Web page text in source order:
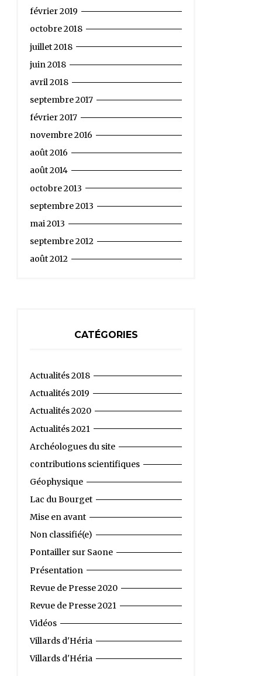
février 2019
octobre 2018
juillet 2018
juin 2018
avril 2018
septembre 2017
février 2017
novembre 2016
août 2016
août 2014
octobre 2013
septembre 2013
mai 2013
septembre 2012
août 2012
CATÉGORIES
Actualités 2018
Actualités 2019
Actualités 2020
Actualités 2021
Archéologues du site
contributions scientifiques
Géophysique
Lac du Bourget
Mise en avant
Non classifié(e)
Pontailler sur Saone
Présentation
Revue de Presse 2020
Revue de Presse 2021
Vidéos
Villards d'Héria
Villards d'Héria